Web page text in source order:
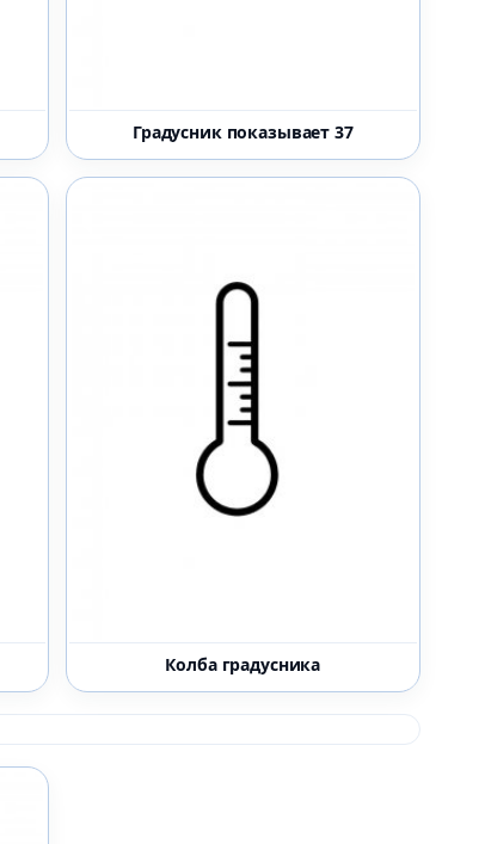
Градусник показывает 37
Колба градусника